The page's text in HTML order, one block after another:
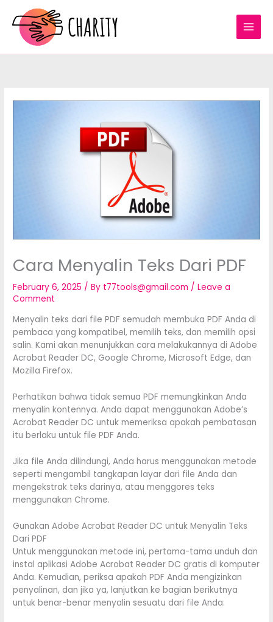
content
Cara Menyalin Teks Dari PDF
February 6, 2025 / By t77tools@gmail.com /Leave a
Comment
Menyalin teks dari file PDF semudah membuka PDF Anda di
pembaca yang kompatibel, memilih teks, dan memilih opsi
salin. Kami akan menunjukkan cara melakukannya di Adobe
Acrobat Reader DC, Google Chrome, Microsoft Edge, dan
Mozilla Firefox.
Perhatikan bahwa tidak semua PDF memungkinkan Anda
menyalin kontennya. Anda dapat menggunakan Adobe’s
Acrobat Reader DC untuk memeriksa apakah pembatasan
itu berlaku untuk file PDF Anda.
Jika file Anda dilindungi, Anda harus menggunakan metode
seperti mengambil tangkapan layar dari file Anda dan
mengekstrak teks darinya, atau menggores teks
menggunakan Chrome.
Gunakan Adobe Acrobat Reader DC untuk Menyalin Teks
Dari PDF
Untuk menggunakan metode ini, pertama-tama unduh dan
instal aplikasi Adobe Acrobat Reader DC gratis di komputer
Anda. Kemudian, periksa apakah PDF Anda mengizinkan
penyalinan, dan jika ya, lanjutkan ke bagian berikutnya
untuk benar-benar menyalin sesuatu dari file Anda.